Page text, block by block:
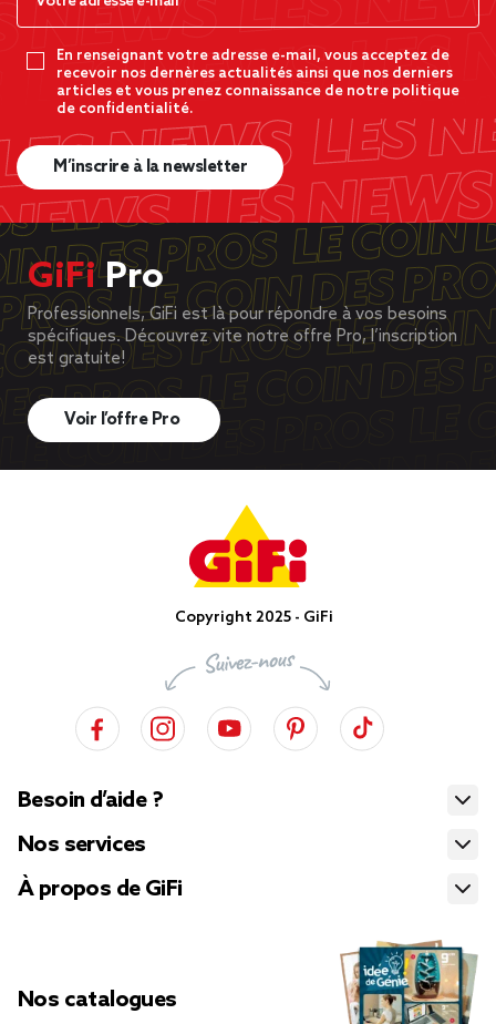
En renseignant votre adresse e-mail, vous acceptez de
recevoir nos dernères actualités ainsi que nos derniers
articles et vous prenez connaissance de notre politique
de confidentialité.
M’inscrire à la newsletter
GiFiPro
Professionnels, GiFi est là pour répondre à vos besoins
spécifiques. Découvrez vite notre offre Pro, l’inscription
est gratuite!
Voir l’offre Pro
Copyright 2025 - GiFi
Besoin d’aide ?
Nos services
À propos de GiFi
Nos catalogues